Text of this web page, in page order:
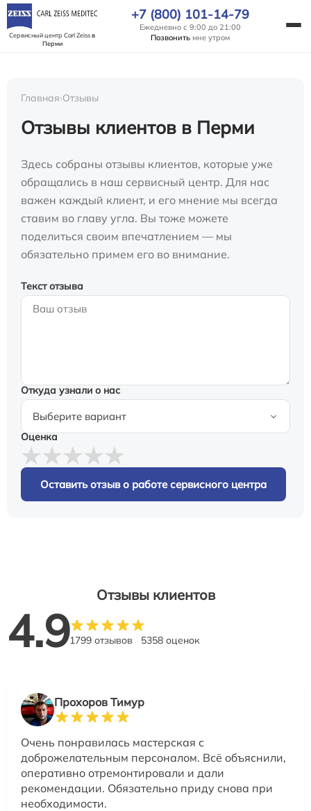
Сервисный центр Carl Zeissв
Перми
+7 (800) 101-14-79
Ежедневно с 9:00 до 21:00
Позвонить мне утром
Главная›Отзывы
Отзывы клиентов в Перми
Здесь собраны отзывы клиентов, которые уже
обращались в наш сервисный центр. Для нас
важен каждый клиент, и его мнение мы всегда
ставим во главу угла. Вы тоже можете
поделиться своим впечатлением — мы
обязательно примем его во внимание.
Текст отзыва
Откуда узнали о нас
Оценка
Оставить отзыв о работе сервисного центра
Отзывы клиентов
4.91799 отзывов 5358 оценок
Прохоров Тимур
Очень понравилась мастерская с
доброжелательным персоналом. Всё объяснили,
оперативно отремонтировали и дали
рекомендации. Обязательно приду снова при
необходимости.